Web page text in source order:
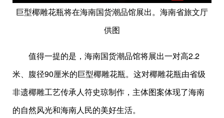
巨型椰雕花瓶将在海南国货潮品馆展出。海南省旅文厅
供图
值得一提的是，海南国货潮品馆将展出一对高2.2
米、腹径90厘米的巨型椰雕花瓶。这对椰雕花瓶由省级
非遗椰雕工艺传承人符史琼制作，主体图案体现了海南
的自然风光和海南人民的美好生活。